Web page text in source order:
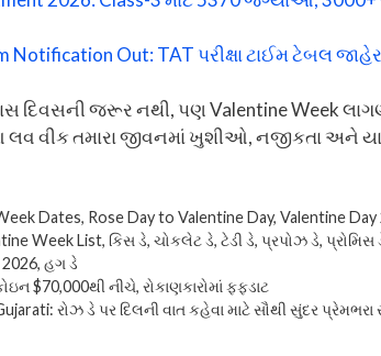
Notification Out: TAT પરીક્ષા ટાઈમ ટેબલ
દિવસની જરૂર નથી, પણ Valentine Week
વીક તમારા જીવનમાં ખુશીઓ, નજીકતા અને
Dates, Rose Day to Valentine Day,Valentine Day
Week List, કિસ ડે, ચોકલેટ ડે, ટેડી ડે, પ્રપોઝ ડે, પ્રોમિસ
, હગ ડે
$70,000થી નીચે, રોકાણકારોમાં ફફડાટ
રોઝ ડે પર દિલની વાત કહેવા માટે સૌથી સુંદર પ્રેમભરા